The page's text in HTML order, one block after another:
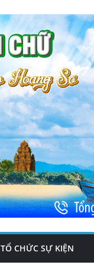
TỔ CHỨC SỰ KIỆN